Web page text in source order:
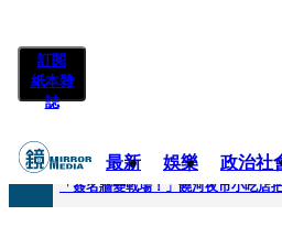
訂閱
紙本雜
誌
最新 娛樂 政治社
快訊